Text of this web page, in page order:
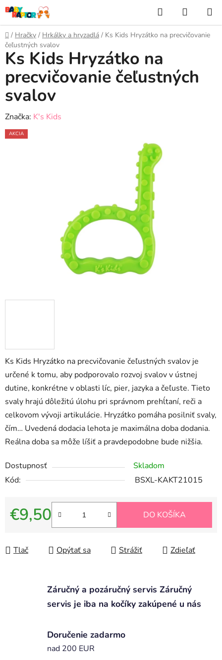
Prejsť
na
obsah
Hľadať
KOŠÍK
Domov
/ Hračky / Hrkálky a hryzadlá / Ks Kids Hryzátko na precvičovanie
čeľustných svalov
Ks Kids Hryzátko na precvičovanie čeľustných svalov je
určené k tomu, aby podporovalo rozvoj svalov v ústnej
dutine, konkrétne v oblasti líc, pier, jazyka a čeľuste. Tieto
svaly hrajú dôležitú úlohu pri správnom prehĺtaní, reči a
celkovom vývoji artikulácie. Hryzátko pomáha posilniť svaly,
čím… Uvedená dodacia lehota je maximálna doba dodania.
Reálna doba sa môže líšiť a pravdepodobne bude nižšia.
Dostupnosť
Skladom
Kód:
BSXL-KAKT21015
€9,50
Jednotková cena:
DO KOŠÍKA
Tlač Opýtať sa Strážiť Zdieľať
Ks Kids Hryzátko na
precvičovanie čeľustných
svalov
Značka: K's Kids
AKCIA
Záručný a pozáručný servis Záručný
servis je iba na kočíky zakúpené u nás
Doručenie zadarmo
nad 200 EUR